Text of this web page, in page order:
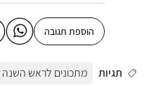
הוספת תגובה
תגיות מתכונים לראש השנה